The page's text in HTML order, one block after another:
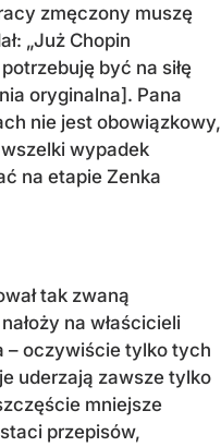
zmęczony muszę
„Już Chopin
być na siłę
oryginalna]. Pana
nie jest obowiązkowy,
wypadek
na etapie Zenka
tak zwaną
na właścicieli
– oczywiście tylko tych
uderzają zawsze tylko
mniejsze
przepisów,